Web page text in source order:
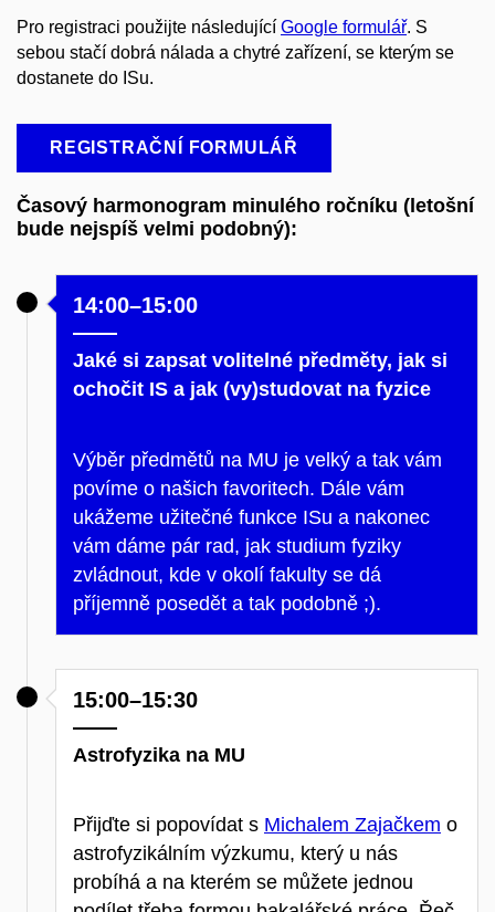
Pro registraci použijte následující Google formulář. S
sebou stačí dobrá nálada a chytré zařízení, se kterým se
dostanete do ISu.
REGISTRAČNÍ FORMULÁŘ
Časový harmonogram minulého ročníku (letošní
bude nejspíš velmi podobný):
14:00–15:00
Jaké si zapsat volitelné předměty, jak si
ochočit IS a jak (vy)studovat na fyzice
Výběr předmětů na MU je velký a tak vám
povíme o našich favoritech. Dále vám
ukážeme užitečné funkce ISu a nakonec
vám dáme pár rad, jak studium fyziky
zvládnout, kde v okolí fakulty se dá
příjemně posedět a tak podobně ;).
15:00–15:30
Astrofyzika na MU
Přijďte si popovídat s Michalem Zajačkem o
astrofyzikálním výzkumu, který u nás
probíhá a na kterém se můžete jednou